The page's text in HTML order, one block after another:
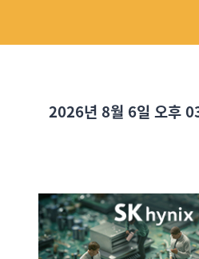
2026년 8월 6일 오후